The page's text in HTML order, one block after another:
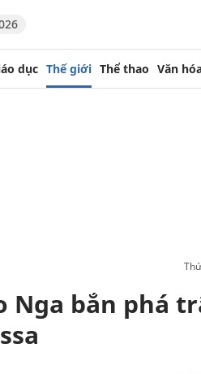
dục Thế giới Thể thao Văn
bắn phá